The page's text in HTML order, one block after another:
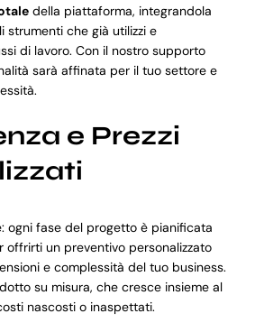
della piattaforma, integrandola
strumenti che già utilizzi e
di lavoro. Con il nostro supporto
sarà affinata per il tuo settore e
e Prezzi
ogni fase del progetto è pianificata
offrirti un preventivo personalizzato
e complessità del tuo business.
su misura, che cresce insieme al
nascosti o inaspettati.